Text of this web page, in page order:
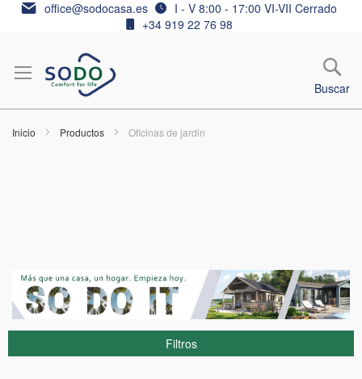
Ir
office@sodocasa.es
I - V 8:00 - 17:00 VI-VII Cerrado
+34 919 22 76 98
Buscar
Inicio Productos Oficinas de jardin
Filtros